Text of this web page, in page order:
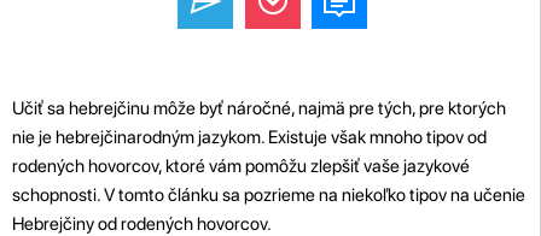
Učiť sa hebrejčinu môže byť náročné, najmä pre tých, pre ktorých
nie je hebrejčinarodným jazykom. Existuje však mnoho tipov od
rodených hovorcov, ktoré vám pomôžu zlepšiť vaše jazykové
schopnosti. V tomto článku sa pozrieme na niekoľko tipov na učenie
Hebrejčiny od rodených hovorcov.